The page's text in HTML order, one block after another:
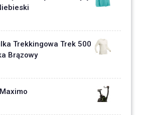
Trekkingowa Trek 500
Brązowy